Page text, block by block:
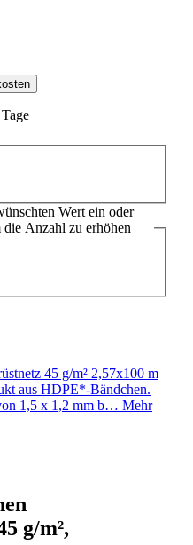
Wert ein oder
die Anzahl zu erhöhen
45 g/m² 2,57x100 m
aus HDPE*-Bändchen.
1,5 x 1,2 mm b… Mehr
g/m²,